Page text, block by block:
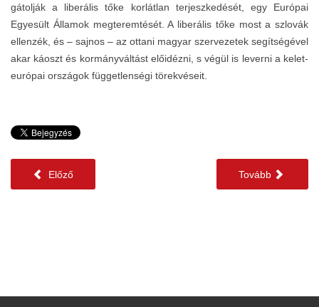
gátolják a liberális tőke korlátlan terjeszkedését, egy Európai
Egyesült Államok megteremtését. A liberális tőke most a szlovák
ellenzék, és – sajnos – az ottani magyar szervezetek segítségével
akar káoszt és kormányváltást előidézni, s végül is leverni a kelet-
európai országok függetlenségi törekvéseit.
Előző Tovább